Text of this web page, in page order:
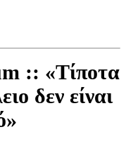
:: «Τίποτα
δεν είναι